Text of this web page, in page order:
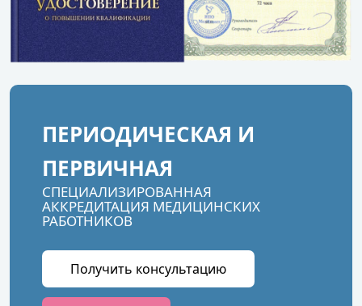
ПЕРИОДИЧЕСКАЯ И
ПЕРВИЧНАЯ
СПЕЦИАЛИЗИРОВАННАЯ
АККРЕДИТАЦИЯ МЕДИЦИНСКИХ
РАБОТНИКОВ
Получить консультацию